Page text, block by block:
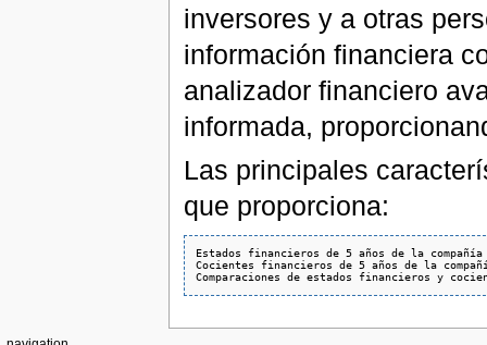
inversores y a otras
información financiera
analizador financiero
informada,
Las principales
que proporciona:
Estados financieros de 5 años de la
Cocientes financieros de 5 años de la